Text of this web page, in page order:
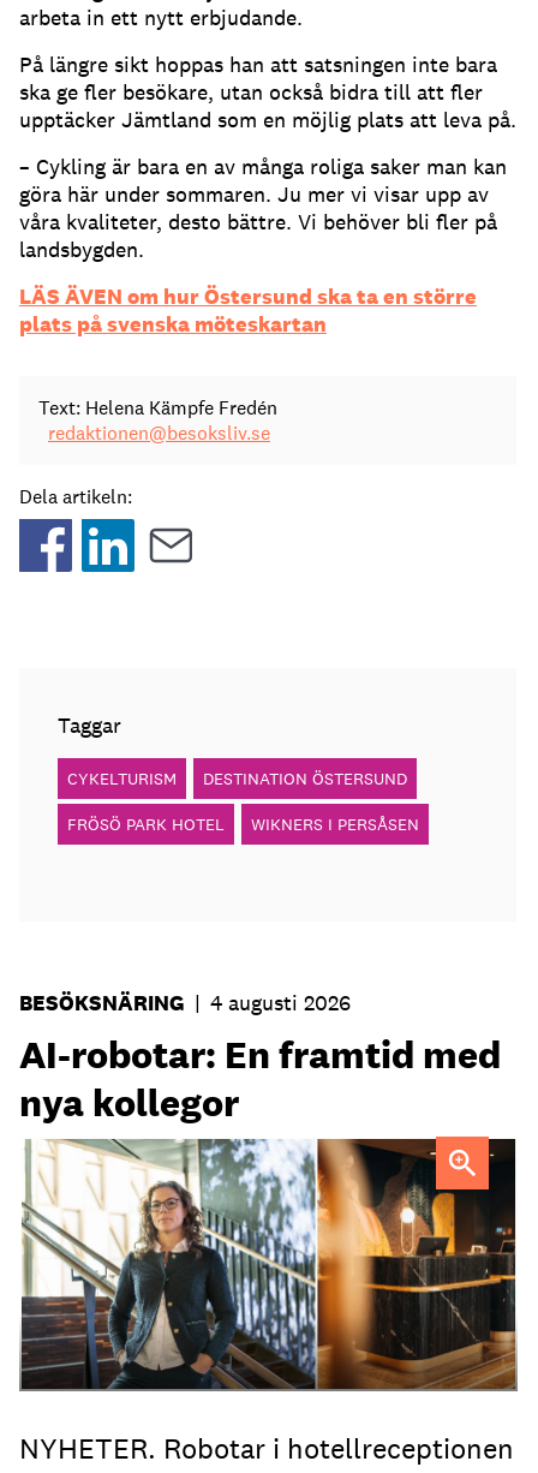
arbeta in ett nytt erbjudande.
På längre sikt hoppas han att satsningen inte bara
ska ge fler besökare, utan också bidra till att fler
upptäcker Jämtland som en möjlig plats att leva på.
– Cykling är bara en av många roliga saker man kan
göra här under sommaren. Ju mer vi visar upp av
våra kvaliteter, desto bättre. Vi behöver bli fler på
landsbygden.
LÄS ÄVEN om hur Östersund ska ta en större
plats på svenska möteskartan
Text: Helena Kämpfe Fredén
redaktionen@besoksliv.se
Dela artikeln:
Taggar
CYKELTURISM DESTINATION ÖSTERSUND
FRÖSÖ PARK HOTEL WIKNERS I PERSÅSEN
BESÖKSNÄRING | 4 augusti 2026
AI-robotar: En framtid med
nya kollegor
Professor Kristina Palm FOTO: Theresia Viska FOTO:
Dylan Calluy / Unsplash
NYHETER. Robotar i hotellreceptionen